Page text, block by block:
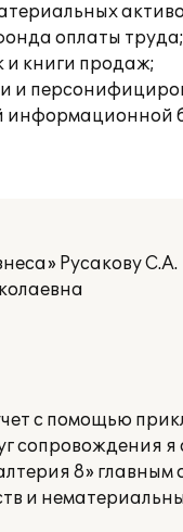
оплаты труда;
и книги продаж;
и
информационной
Русакову С.А.
с помощью
сопровождения я
8»
и